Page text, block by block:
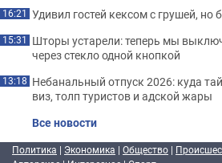
16:21 Удивил гостей кексом с грушей, но
15:31 Шторы устарели: теперь мы
через стекло одной кнопкой
13:18 Небанальный отпуск 2026: куда
виз, толп туристов и адской жары
Все новости
Политика | Экономика | Общество |